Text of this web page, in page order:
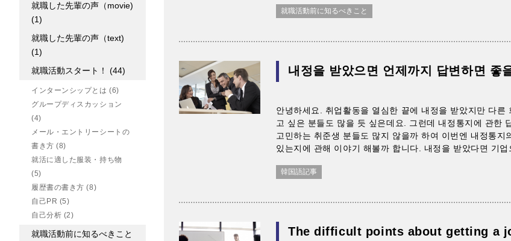
就職した先輩の声（movie)
(1)
就職した先輩の声（text)
(1)
就職活動スタート！ (44)
インターンシップとは(6)
グループディスカッション
(4)
メール・エントリーシートの
書き方(8)
就活に適した服装・持ち物
(5)
履歴書の書き方(8)
自己PR (5)
自己分析 (2)
就職活動前に知るべきこと
就職活動前に知るべきこと
내정을 받았으면 언제까지 답변하면 좋
안녕하세요. 취업활동을 열심한 끝에 내정을 받았지만 다른
고 싶은 분들도 많을 듯 싶은데요. 그런데 내정통지에 관한
고민하는 취준생 분들도 많지 않을까 하여 이번엔 내정통지
있는지에 관해 이야기 해볼까 합니다. 내정을 받았다면 기업
韓国語記事
The difficult points about getting a